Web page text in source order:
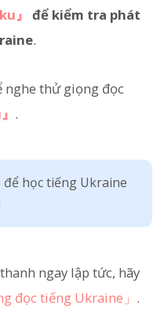
』 để kiểm tra phát
.
nghe thử giọng đọc
.
để học tiếng Ukraine
ngay lập tức, hãy
đọc tiếng Ukraine」 .